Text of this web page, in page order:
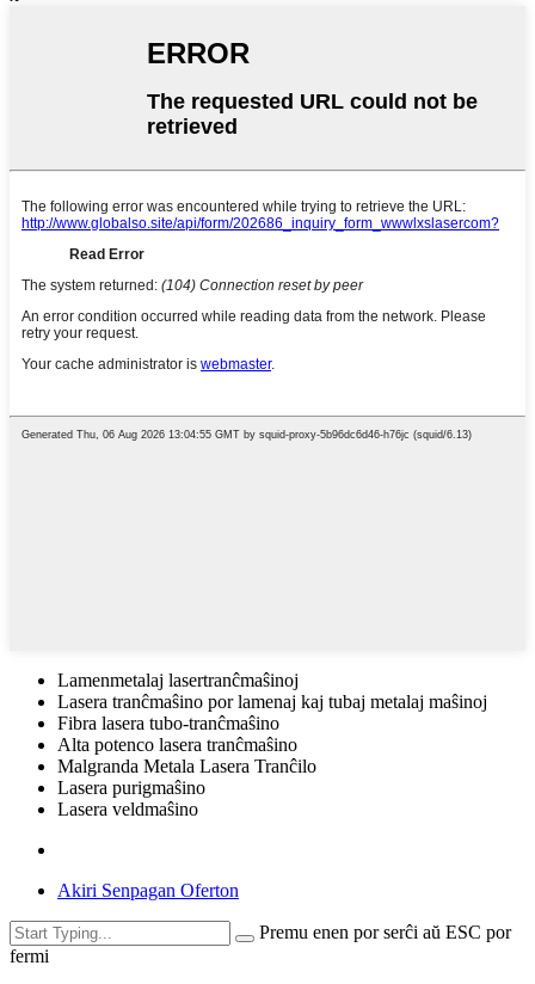
Lamenmetalaj lasertranĉmaŝinoj
Lasera tranĉmaŝino por lamenaj kaj tubaj metalaj maŝinoj
Fibra lasera tubo-tranĉmaŝino
Alta potenco lasera tranĉmaŝino
Malgranda Metala Lasera Tranĉilo
Lasera purigmaŝino
Lasera veldmaŝino
Akiri Senpagan Oferton
Premu enen por serĉi aŭ ESC por
fermi